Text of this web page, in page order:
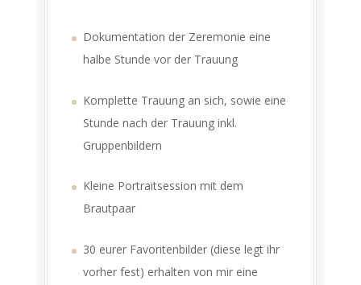
Dokumentation der Zeremonie eine
halbe Stunde vor der Trauung
Komplette Trauung an sich, sowie eine
Stunde nach der Trauung inkl.
Gruppenbildern
Kleine Portraitsession mit dem
Brautpaar
30 eurer Favoritenbilder (diese legt ihr
vorher fest) erhalten von mir eine